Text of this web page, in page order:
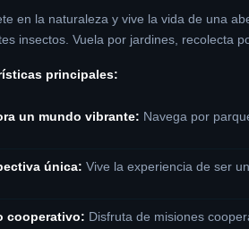
en la naturaleza y vive la vida de una
insectos. Vuela por jardines, recolecta
principales:
un mundo vibrante: Navega por
única: Vive la experiencia de ser
cooperativo: Disfruta de misiones